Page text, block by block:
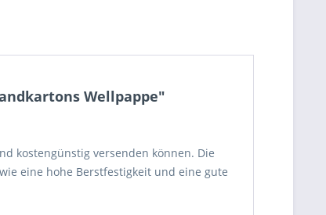
Wellpappe"
kostengünstig versenden können. Die
eine hohe Berstfestigkeit und eine gute